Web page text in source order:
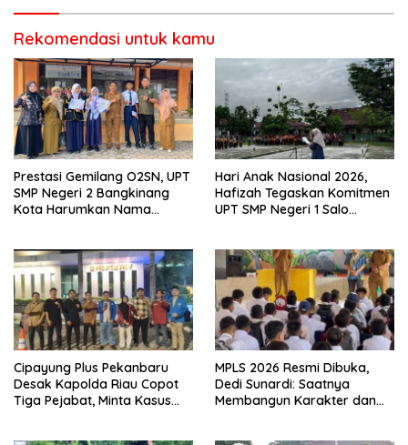
Rekomendasi untuk kamu
Prestasi Gemilang O2SN, UPT
SMP Negeri 2 Bangkinang
Kota Harumkan Nama
Hari Anak Nasional 2026,
Hafizah Tegaskan Komitmen
UPT SMP Negeri 1 Salo
Cipayung Plus Pekanbaru
Desak Kapolda Riau Copot
Tiga Pejabat, Minta Kasus
MPLS 2026 Resmi Dibuka,
Dedi Sunardi: Saatnya
Membangun Karakter dan